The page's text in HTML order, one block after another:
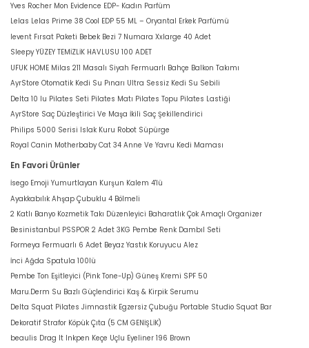
Yves Rocher Mon Evidence EDP- Kadın Parfüm
Lelas Lelas Prime 38 Cool EDP 55 ML – Oryantal Erkek Parfümü
levent Fırsat Paketi Bebek Bezi 7 Numara Xxlarge 40 Adet
Sleepy YÜZEY TEMİZLİK HAVLUSU 100 ADET
UFUK HOME Milas 211 Masalı Siyah Fermuarlı Bahçe Balkon Takımı
AyrStore Otomatik Kedi Su Pınarı Ultra Sessiz Kedi Su Sebili
Delta 10 lu Pilates Seti Pilates Matı Pilates Topu Pilates Lastiği
AyrStore Saç Düzleştirici Ve Maşa İkili Saç Şekillendirici
Philips 5000 Serisi Islak Kuru Robot Süpürge
Royal Canin Motherbaby Cat 34 Anne Ve Yavru Kedi Maması
En Favori Ürünler
İsego Emoji Yumurtlayan Kurşun Kalem 4'lü
Ayakkabılık Ahşap Çubuklu 4 Bölmeli
2 Katlı Banyo Kozmetik Takı Düzenleyici Baharatlık Çok Amaçlı Organizer
Besinistanbul PSSPOR 2 Adet 3KG Pembe Renk Dambıl Seti
Formeya Fermuarlı 6 Adet Beyaz Yastık Koruyucu Alez
İnci Ağda Spatula 100lü
Pembe Ton Eşitleyici (Pink Tone-Up) Güneş Kremi SPF 50
Maru.Derm Su Bazlı Güçlendirici Kaş & Kirpik Serumu
Delta Squat Pilates Jimnastik Egzersiz Çubuğu Portable Studio Squat Bar
Dekoratif Strafor Köpük Çıta (5 CM GENİŞLİK)
beaulis Drag It Inkpen Keçe Uçlu Eyeliner 196 Brown